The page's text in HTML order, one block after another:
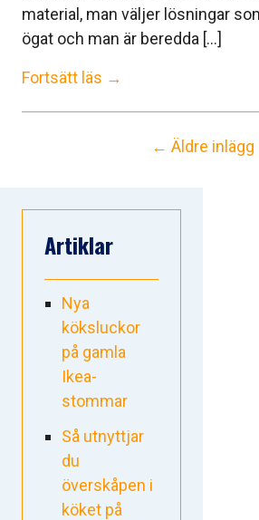
material, man väljer lösningar
ögat och man är beredda [...]
Fortsätt läs →
← Äldre inlägg
Artiklar
Nya
köksluckor
på gamla
Ikea-
stommar
Så utnyttjar
du
överskåpen i
köket på